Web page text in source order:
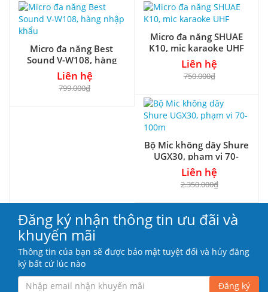
Micro đa năng Best
Sound V-W108, hàng
nhập khẩu
Liên hệ
799.000₫
Micro đa năng SHUAE
K10, mic karaoke UHF
Liên hệ
750.000₫
Bộ Mic không dây Shure
UGX30, phạm vi 70-
100m
Liên hệ
2.350.000₫
Đăng ký nhận thông tin ưu đãi và
khuyến mãi
Thông tin của bạn sẽ được bảo mật tuyệt đối và hủy đăng
ký bất cứ lúc nào
Đăng ký